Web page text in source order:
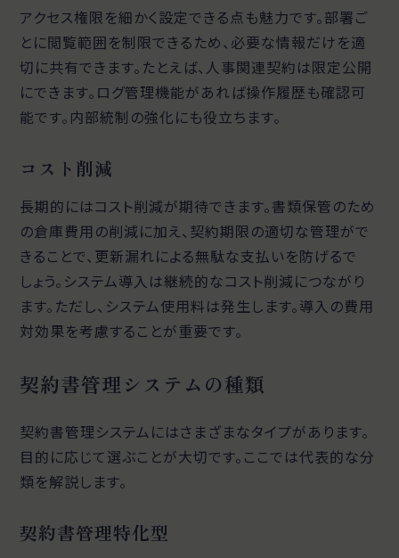
アクセス権限を細かく設定できる点も魅力です。部署ご
とに閲覧範囲を制限できるため、必要な情報だけを適
切に共有できます。たとえば、人事関連契約は限定公開
にできます。ログ管理機能があれば操作履歴も確認可
能です。内部統制の強化にも役立ちます。
コスト削減
長期的にはコスト削減が期待できます。書類保管のため
の倉庫費用の削減に加え、契約期限の適切な管理がで
きることで、更新漏れによる無駄な支払いを防げるで
しょう。システム導入は継続的なコスト削減につながり
ます。ただし、システム使用料は発生します。導入の費用
対効果を考慮することが重要です。
契約書管理システムの種類
契約書管理システムにはさまざまなタイプがあります。
目的に応じて選ぶことが大切です。ここでは代表的な分
類を解説します。
契約書管理特化型